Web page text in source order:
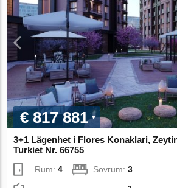
€ 817 881
3+1 Lägenhet i Flores Konaklari,
Turkiet Nr. 66755
Rum:4 Sovrum:3